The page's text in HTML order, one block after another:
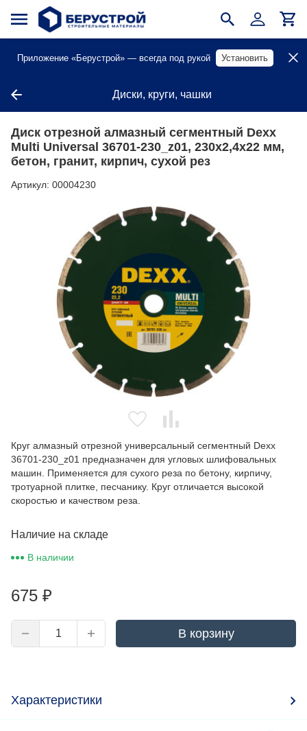
Приложение «Берустрой» — всегда под рукой Установить
Диски, круги, чашки
Диск отрезной алмазный сегментный Dexx
Multi Universal 36701-230_z01, 230х2,4х22 мм,
бетон, гранит, кирпич, сухой рез
Артикул: 00004230
Круг алмазный отрезной универсальный сегментный Dexx
36701-230_z01 предназначен для угловых шлифовальных
машин. Применяется для сухого реза по бетону, кирпичу,
тротуарной плитке, песчанику. Круг отличается высокой
скоростью и качеством реза.
Наличие на складе
В наличии
675 ₽
В корзину
Характеристики